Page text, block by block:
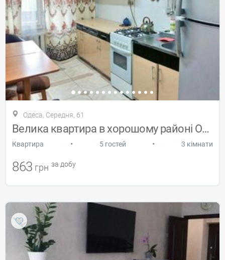
Одеса, Середня, 61
Велика квартира в хорошому районі Одеси
Квартира • 5 гостей • 3 кімнати
863 грн за добу